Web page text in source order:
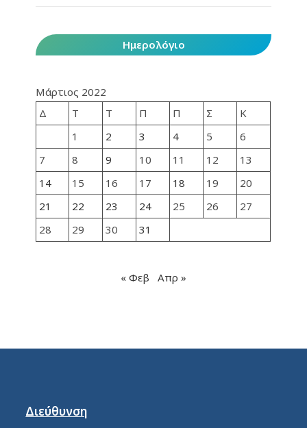
Ημερολόγιο
Μάρτιος 2022
Δ
Τ Τ Π Π Σ
Κ
1
2 3 4 5
6
7
8 9 10 11 12
13
14
15 16 17 18 19
20
21
22 23 24 25 26
27
28
29 30 31
« Φεβ Απρ »
Διεύθυνση